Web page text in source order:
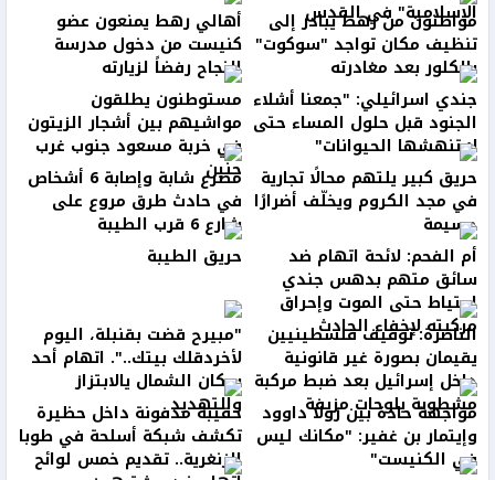
الإسلامية" في القدس
مواطنون من رهط يبادر إلى
تنظيف مكان تواجد "سوكوت"
بالكلور بعد مغادرته
أهالي رهط يمنعون عضو
كنيست من دخول مدرسة
النجاح رفضاً لزيارته
جندي اسرائيلي: "جمعنا أشلاء
الجنود قبل حلول المساء حتى
لا تنهشها الحيوانات"
مستوطنون يطلقون
مواشيهم بين أشجار الزيتون
في خربة مسعود جنوب غرب
جنين حريق كبير يلتهم محالًا تجارية
في مجد الكروم ويخلّف أضرارًا
جسيمة
مصرع شابة وإصابة 6 أشخاص
في حادث طرق مروع على
شارع 6 قرب الطيبة
أم الفحم: لائحة اتهام ضد
سائق متهم بدهس جندي
احتياط حتى الموت وإحراق
مركبته لإخفاء الحادث
حريق الطيبة
الناصرة: توقيف فلسطينيين
يقيمان بصورة غير قانونية
داخل إسرائيل بعد ضبط مركبة
مشطوبة بلوحات مزيفة
"مبيرح قضت بقنبلة، اليوم
لأخردقلك بيتك..". اتهام أحد
سكان الشمال يالابتزاز
والتهديد مواجهة حادة بين رولا داوود
وإيتمار بن غفير: "مكانك ليس
في الكنيست"
حقيبة مدفونة داخل حظيرة
تكشف شبكة أسلحة في طوبا
الزنغرية.. تقديم خمس لوائح